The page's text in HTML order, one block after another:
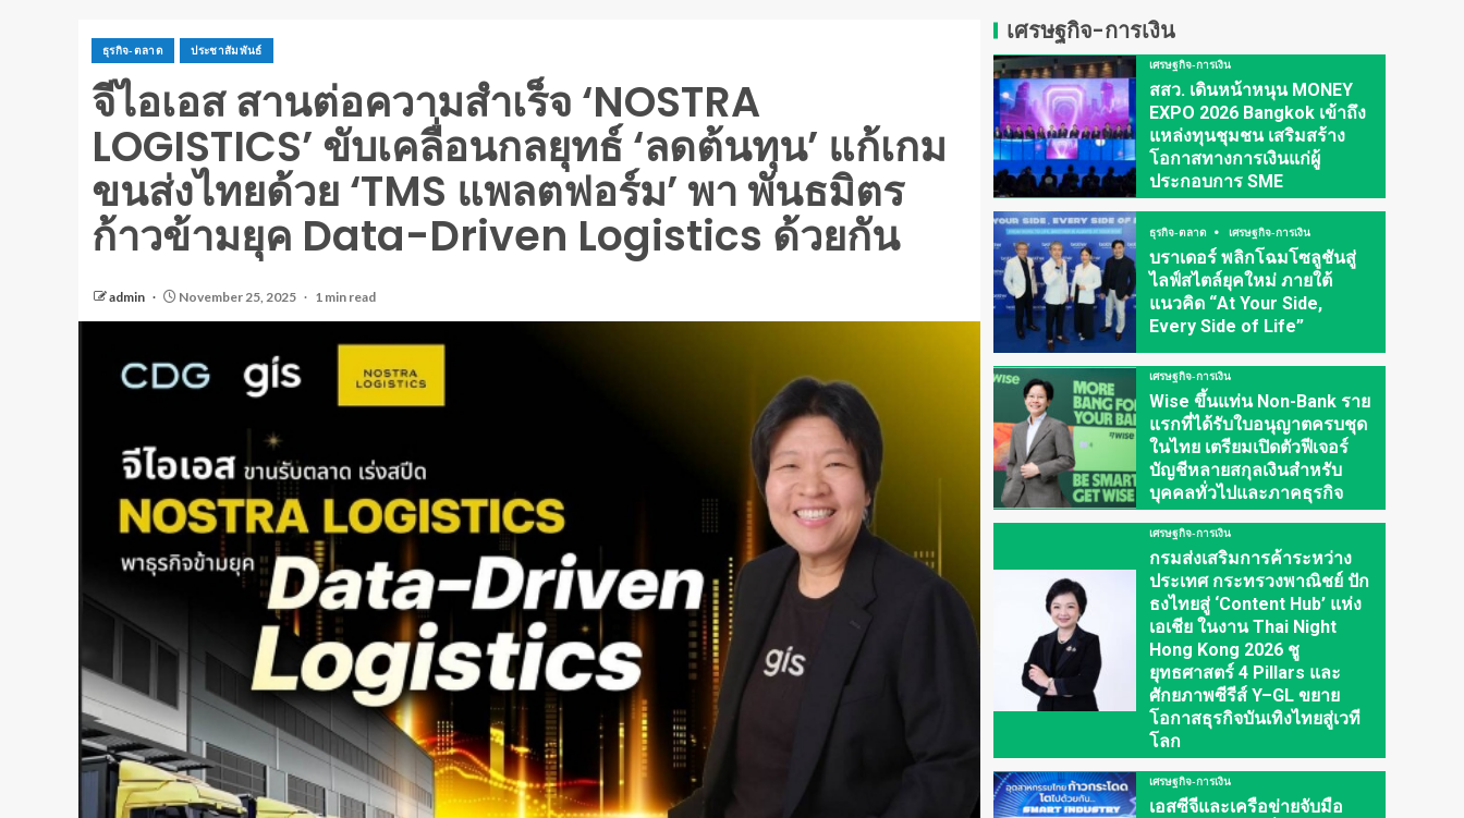
ธุรกิจ-ตลาด ประชาสัมพันธ์
จีไอเอส สานต่อความสำเร็จ ‘NOSTRA
LOGISTICS’ ขับเคลื่อนกลยุทธ์ ‘ลดต้นทุน’ แก้เกม
ขนส่งไทยด้วย ‘TMS แพลตฟอร์ม’ พา พันธมิตร
ก้าวข้ามยุค Data-Driven Logistics ด้วยกัน
admin November 25, 2025 1 min read
เศรษฐกิจ-การเงิน
เศรษฐกิจ-การเงิน
สสว. เดินหน้าหนุน MONEY
EXPO 2026 Bangkok เข้าถึง
แหล่งทุนชุมชน เสริมสร้าง
โอกาสทางการเงินแก่ผู้
ประกอบการ SME
ธุรกิจ-ตลาด เศรษฐกิจ-การเงิน
บราเดอร์ พลิกโฉมโซลูชันสู่
ไลฟ์สไตล์ยุคใหม่ ภายใต้
แนวคิด “At Your Side,
Every Side of Life”
เศรษฐกิจ-การเงิน
Wise ขึ้นแท่น Non-Bank ราย
แรกที่ได้รับใบอนุญาตครบชุด
ในไทย เตรียมเปิดตัวฟีเจอร์
บัญชีหลายสกุลเงินสำหรับ
บุคคลทั่วไปและภาคธุรกิจ
เศรษฐกิจ-การเงิน
กรมส่งเสริมการค้าระหว่าง
ประเทศ กระทรวงพาณิชย์ ปัก
ธงไทยสู่ ‘Content Hub’ แห่ง
เอเชีย ในงาน Thai Night
Hong Kong 2026 ชู
ยุทธศาสตร์ 4 Pillars และ
ศักยภาพซีรีส์ Y–GL ขยาย
โอกาสธุรกิจบันเทิงไทยสู่เวที
โลก
เศรษฐกิจ-การเงิน
เอสซีจีและเครือข่ายจับมือ